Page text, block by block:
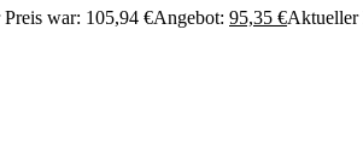
war: 105,94 €Angebot: 95,35 €Aktueller